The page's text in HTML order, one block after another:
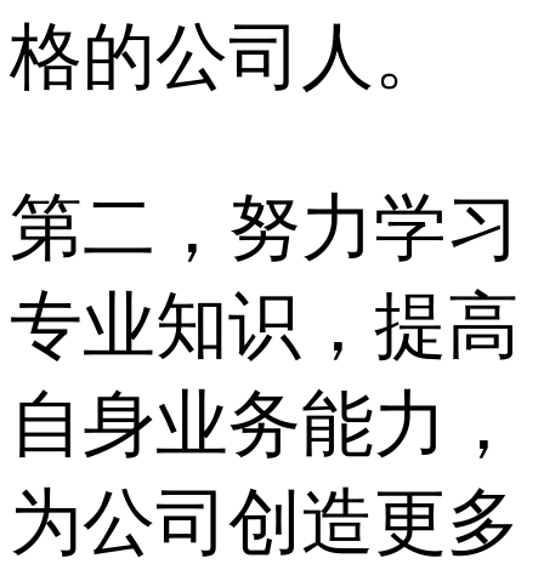
格的公司人。
第二，努力学习
专业知识，提高
自身业务能力，
为公司创造更多